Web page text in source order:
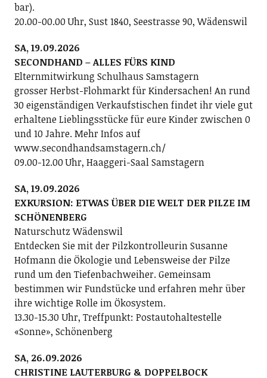
bar).
20.00-00.00 Uhr, Sust 1840, Seestrasse 90, Wädenswil
SA, 19.09.2026
SECONDHAND – ALLES FÜRS KIND
Elternmitwirkung Schulhaus Samstagern
grosser Herbst-Flohmarkt für Kindersachen! An rund
30 eigenständigen Verkaufstischen findet ihr viele gut
erhaltene Lieblingsstücke für eure Kinder zwischen 0
und 10 Jahre. Mehr Infos auf
www.secondhandsamstagern.ch/
09.00-12.00 Uhr, Haaggeri-Saal Samstagern
SA, 19.09.2026
EXKURSION: ETWAS ÜBER DIE WELT DER PILZE IM
SCHÖNENBERG
Naturschutz Wädenswil
Entdecken Sie mit der Pilzkontrolleurin Susanne
Hofmann die Ökologie und Lebensweise der Pilze
rund um den Tiefenbachweiher. Gemeinsam
bestimmen wir Fundstücke und erfahren mehr über
ihre wichtige Rolle im Ökosystem.
13.30-15.30 Uhr, Treffpunkt: Postautohaltestelle
«Sonne», Schönenberg
SA, 26.09.2026
CHRISTINE LAUTERBURG & DOPPELBOCK